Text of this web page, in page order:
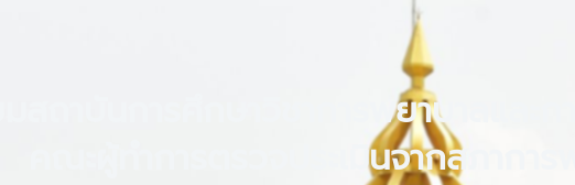
มสถาบันการศึกษาวิชาการพยาบาลและก
คณะผู้ทำการตรวจประเมินจากสภาการพ